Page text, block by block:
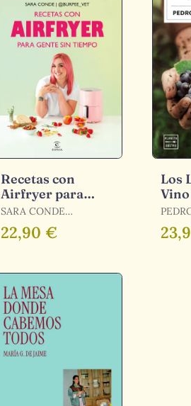
Recetas con
Airfryer para
Gente sin Tiempo
SARA CONDE
@BURPEE_VET
22,90 €
Los
Vino